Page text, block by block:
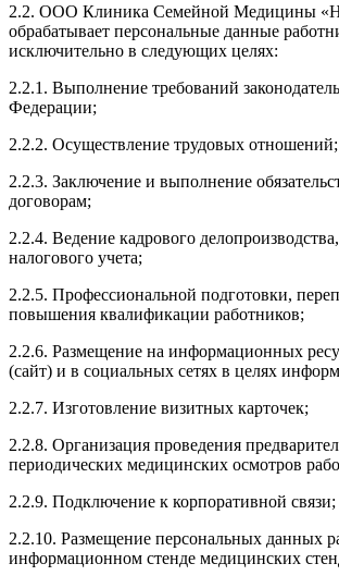
2.2. ООО Клиника Семейной Медицины
обрабатывает персональные данные
исключительно в следующих целях:
2.2.1. Выполнение требований
Федерации;
2.2.2. Осуществление трудовых отношений;
2.2.3. Заключение и выполнение
договорам;
2.2.4. Ведение кадрового
налогового учета;
2.2.5. Профессиональной подготовки,
повышения квалификации работников;
2.2.6. Размещение на информационных
(сайт) и в социальных сетях в целях
2.2.7. Изготовление визитных карточек;
2.2.8. Организация проведения
периодических медицинских осмотров
2.2.9. Подключение к корпоративной связи;
2.2.10. Размещение персональных данных
информационном стенде медицинских